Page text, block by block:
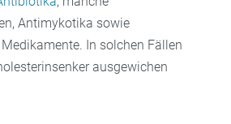
Antimykotika sowie
In solchen Fällen
ausgewichen